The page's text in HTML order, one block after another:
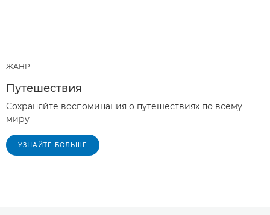
ЖАНР
Путешествия
Сохраняйте воспоминания о путешествиях по всему
миру
УЗНАЙТЕ БОЛЬШЕ